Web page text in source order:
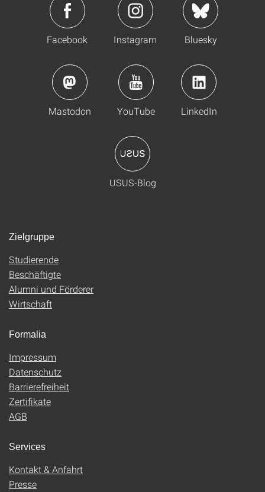
Facebook Instagram Bluesky
Mastodon YouTube LinkedIn
USUS-Blog
Zielgruppe
Studierende
Beschäftigte
Alumni und Förderer
Wirtschaft
Formalia
Impressum
Datenschutz
Barrierefreiheit
Zertifikate
AGB
Services
Kontakt & Anfahrt
Presse